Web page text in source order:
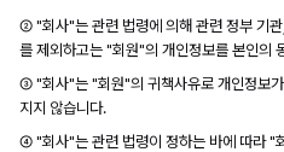
② "회사"는 관련 법령에 의해 관련 정부 기
를 제외하고는 "회원"의 개인정보를 본인의
③ "회사"는 "회원"의 귀책사유로 개인정보
지지 않습니다.
④ "회사"는 관련 법령이 정하는 바에 따라 "